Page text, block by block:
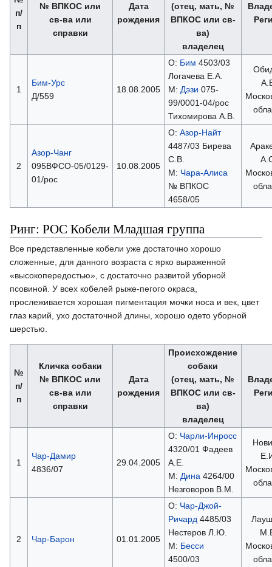
п/
п
№ ВПКОС или
св-ва или
справки
Дата
рождения
(отец, мать, №
ВПКОС или св-
ва)
владелец
1
Бим-Урс
Д/559
18.08.2005
О: Бим 4503/03
Логачева Е.А.
М: Дэзи 075-
99/0001-04/рос
Тихомирова А.В.
2
Азор-Чанг
095ВФСО-05/0129-
01/рос
10.08.2005
О: Азор-Найт
4487/03 Бирева
С.В.
М: Чара-Алиса
№ ВПКОС
4658/05
Ринг: РОС Кобели Младшая группа
Все представленные кобели уже достаточно хорошо
сложенные, для данного возраста с ярко выраженной
«высокопередостью», с достаточно развитой уборной
псовиной. У всех кобелей рыже-пегого окраса,
прослеживается хорошая пигментация мочки носа и век, цвет
глаз карий, ухо достаточной длины, хорошо одето уборной
шерстью.
№
п/
п
Кличка собаки
№ ВПКОС или
св-ва или
справки
Дата
рождения
Происхождение
собаки
(отец, мать, №
ВПКОС или св-
ва)
владелец
1
Чар-Дамир
4836/07
29.04.2005
О: Чарли-Инросс
4320/01 Фадеев
А.Е.
М: Дина4264/00
Незговоров В.М.
2 Чар-Барон 01.01.2005
О: Чар-Джой-
Ричард4485/03
Нестеров Л.Ю.
М: Бесси
4500/03